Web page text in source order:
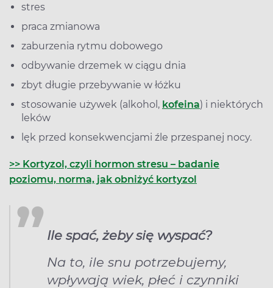
stres
praca zmianowa
zaburzenia rytmu dobowego
odbywanie drzemek w ciągu dnia
zbyt długie przebywanie w łóżku
stosowanie używek (alkohol, kofeina) i niektórych
leków
lęk przed konsekwencjami źle przespanej nocy.
>> Kortyzol, czyli hormon stresu – badanie
poziomu, norma, jak obniżyć kortyzol
Ile spać, żeby się wyspać?
Na to, ile snu potrzebujemy,
wpływają wiek, płeć i czynniki